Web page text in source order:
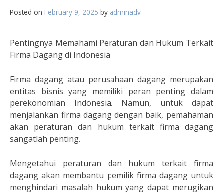
Posted on February 9, 2025 by adminadv
Pentingnya Memahami Peraturan dan Hukum Terkait
Firma Dagang di Indonesia
Firma dagang atau perusahaan dagang merupakan
entitas bisnis yang memiliki peran penting dalam
perekonomian Indonesia. Namun, untuk dapat
menjalankan firma dagang dengan baik, pemahaman
akan peraturan dan hukum terkait firma dagang
sangatlah penting.
Mengetahui peraturan dan hukum terkait firma
dagang akan membantu pemilik firma dagang untuk
menghindari masalah hukum yang dapat merugikan